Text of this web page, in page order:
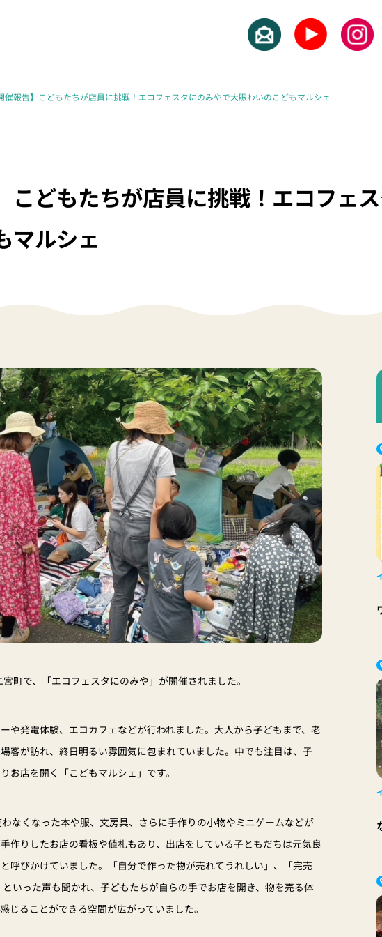
催報告】こどもたちが店員に挑戦！エコフェスタにのみやで大賑わいのこどもマルシェ
こどもたちが店員に挑戦！エコフェ
マルシェ
町で、「エコフェスタにのみや」が開催されました。
や発電体験、エコカフェなどが行われました。大人から子どもまで、老
客が訪れ、終日明るい雰囲気に包まれていました。中でも注目は、子
お店を開く「こどもマルシェ」です。
なくなった本や服、文房具、さらに手作りの小物やミニゲームなどが
作りしたお店の看板や値札もあり、出店をしている子ともだちは元気良
呼びかけていました。「自分で作った物が売れてうれしい」、「完売
いった声も聞かれ、子どもたちが自らの手でお店を開き、物を売る体
じることができる空間が広がっていました。